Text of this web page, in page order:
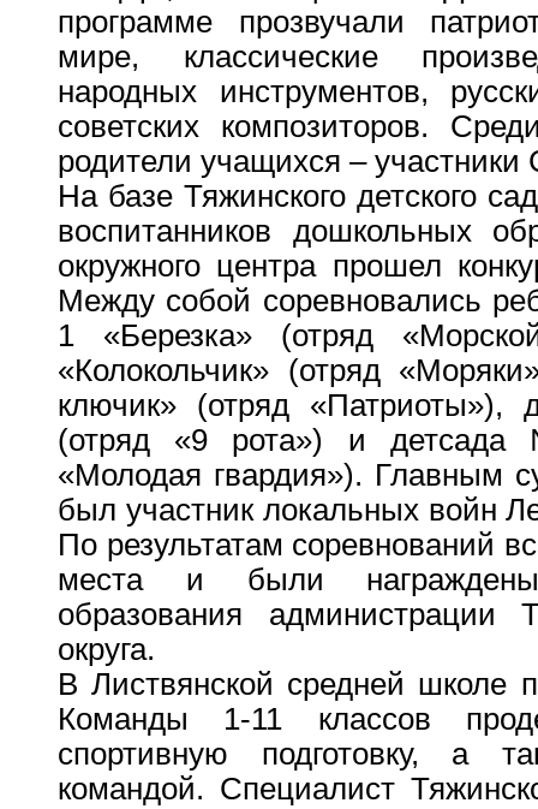
программе прозвучали
мире, классические
народных инструментов,
советских композиторов.
родители учащихся –
На базе Тяжинского детского
воспитанников дошкольных
окружного центра прошел
Между собой соревновались
1 «Березка» (отряд
«Колокольчик» (отряд
ключик» (отряд
(отряд «9 рота») и
«Молодая гвардия»). Главным
был участник локальных войн
По результатам соревнований
места и были награждены
образования администрации
округа.
В Листвянской средней школе
Команды 1-11 классов
спортивную подготовку, а
командой. Специалист